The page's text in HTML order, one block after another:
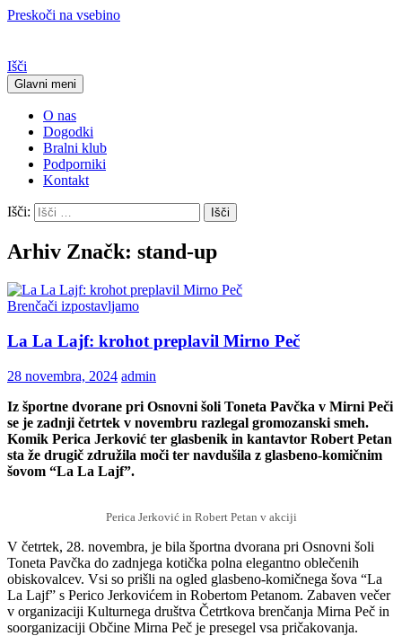
Preskoči na vsebino
Išči
Glavni meni
O nas
Dogodki
Bralni klub
Podporniki
Kontakt
Išči:
Arhiv Značk: stand-up
Brenčači izpostavljamo
La La Lajf: krohot preplavil Mirno Peč
28 novembra, 2024 admin
Iz športne dvorane pri Osnovni šoli Toneta Pavčka v Mirni Peči
se je zadnji četrtek v novembru razlegal gromozanski smeh.
Komik Perica Jerković ter glasbenik in kantavtor Robert Petan
sta že drugič združila moči ter navdušila z glasbeno-komičnim
šovom “La La Lajf”.
Perica Jerković in Robert Petan v akciji
V četrtek, 28. novembra, je bila športna dvorana pri Osnovni šoli
Toneta Pavčka do zadnjega kotička polna elegantno oblečenih
obiskovalcev. Vsi so prišli na ogled glasbeno-komičnega šova “La
La Lajf” s Perico Jerkovićem in Robertom Petanom. Zabaven večer
v organizaciji Kulturnega društva Četrtkova brenčanja Mirna Peč in
soorganizaciji Občine Mirna Peč je presegel vsa pričakovanja.